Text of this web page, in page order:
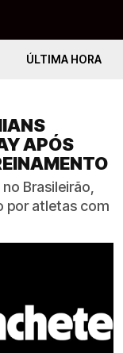
ÚLTIMA HORA
APÓS
Brasileirão,
por atletas com